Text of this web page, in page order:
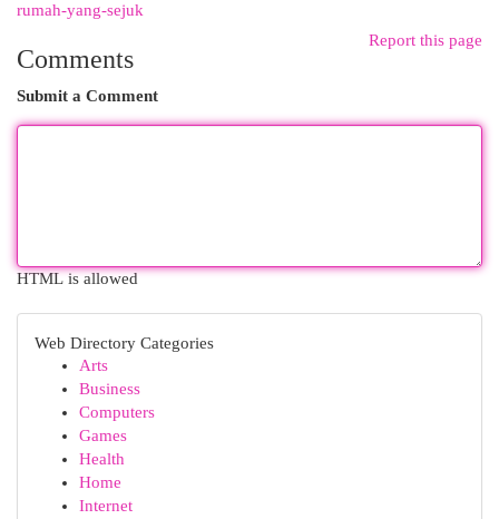
rumah-yang-sejuk
Report this page
Comments
Submit a Comment
HTML is allowed
Web Directory Categories
Arts
Business
Computers
Games
Health
Home
Internet